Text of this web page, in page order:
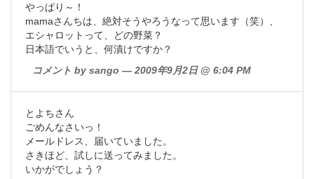
やっぱり～！
mamaさんちは、絶対そうやろうなって思います（笑）、
エシャロットって、どの野菜？
日本語でいうと、何漬けですか？
コメント by sango — 2009年9月2日 @ 6:04 PM
とよちさん
ごめんなさいっ！
メールドレス、届いていました。
さきほど、試しに送ってみました。
いかがでしょう？